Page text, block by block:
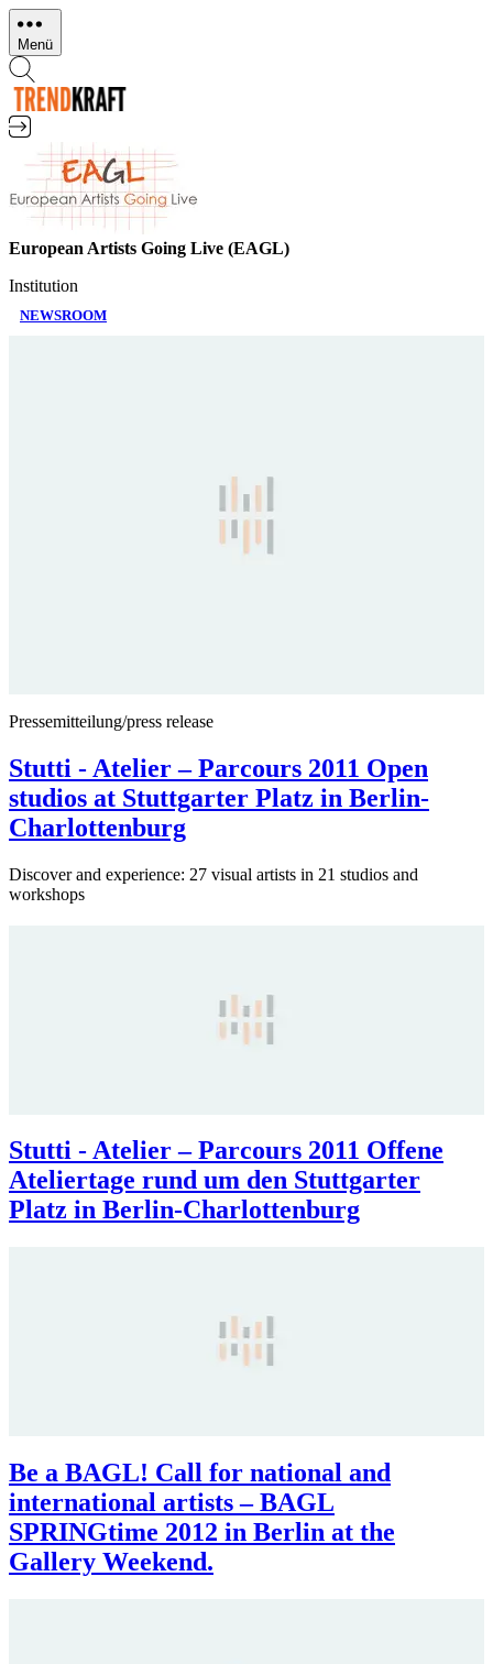
Direkt
zum
Inhalt
Menü
European Artists Going Live (EAGL)
Institution
NEWSROOM
Pressemitteilung/press release
Stutti - Atelier – Parcours 2011 Open
studios at Stuttgarter Platz in Berlin-
Charlottenburg
Discover and experience: 27 visual artists in 21 studios and
workshops
Stutti - Atelier – Parcours 2011 Offene
Ateliertage rund um den Stuttgarter
Platz in Berlin-Charlottenburg
Be a BAGL! Call for national and
international artists – BAGL
SPRINGtime 2012 in Berlin at the
Gallery Weekend.